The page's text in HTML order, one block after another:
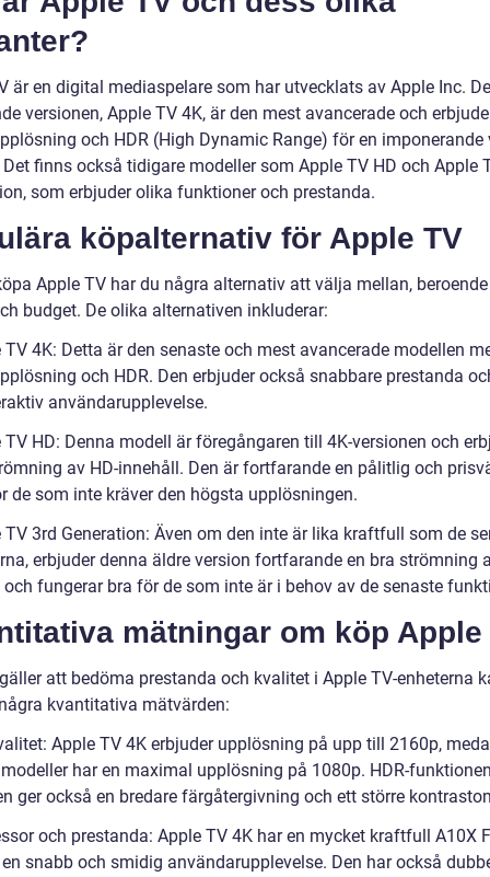
är en digital mediaspelare som har utvecklats av Apple Inc.
versionen, Apple TV 4K, är den mest avancerade och
och HDR (High Dynamic Range) för en imponerande
finns också tidigare modeller som Apple TV HD och Apple
som erbjuder olika funktioner och prestanda.
köpalternativ för Apple TV
Apple TV har du några alternativ att välja mellan,
budget. De olika alternativen inkluderar:
TV 4K: Detta är den senaste och mest avancerade modellen
och HDR. Den erbjuder också snabbare prestanda
användarupplevelse.
TV HD: Denna modell är föregångaren till 4K-versionen och
av HD-innehåll. Den är fortfarande en pålitlig och
de som inte kräver den högsta upplösningen.
TV 3rd Generation: Även om den inte är lika kraftfull som de
erbjuder denna äldre version fortfarande en bra strömning
fungerar bra för de som inte är i behov av de senaste
mätningar om köp Apple
att bedöma prestanda och kvalitet i Apple TV-enheterna
kvantitativa mätvärden:
Apple TV 4K erbjuder upplösning på upp till 2160p,
har en maximal upplösning på 1080p. HDR-
ger också en bredare färgåtergivning och ett större
och prestanda: Apple TV 4K har en mycket kraftfull A10X
snabb och smidig användarupplevelse. Den har också